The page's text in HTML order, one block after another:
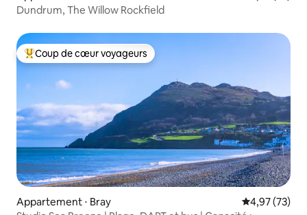
Dundrum, The Willow Rockfield
Coups de cœur voyageurs les plus appréciés
Coup de cœur voyageurs
Appartement ⋅ Bray Évaluation
4,97 (73)